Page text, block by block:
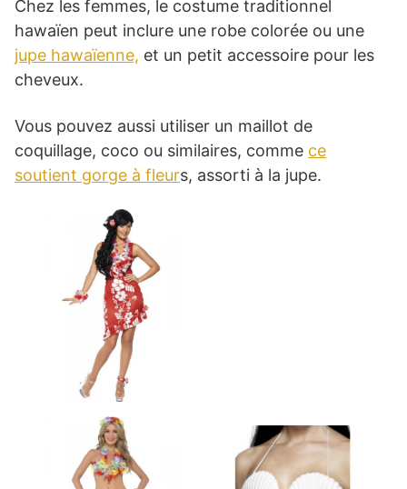
Chez les femmes, le costume traditionnel
hawaïen peut inclure une robe colorée ou une
jupe hawaïenne, et un petit accessoire pour les
cheveux.
Vous pouvez aussi utiliser un maillot de
coquillage, coco ou similaires, comme ce
soutient gorge à fleurs, assorti à la jupe.